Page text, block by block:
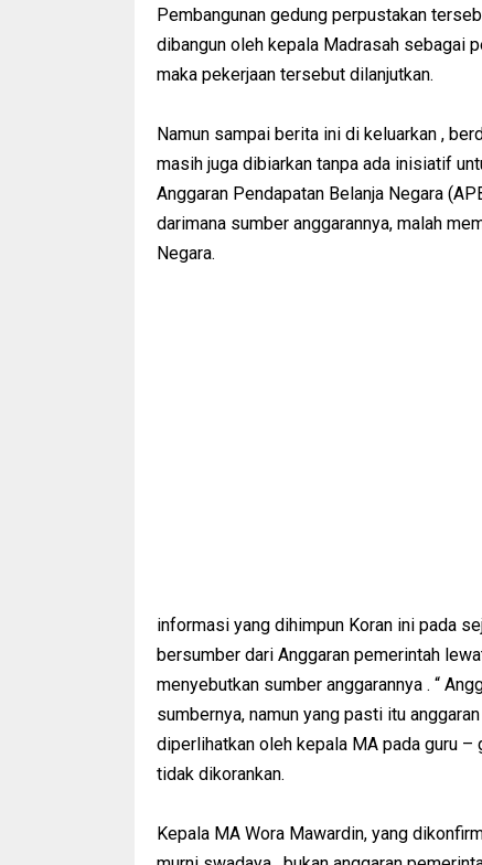
Pembangunan gedung perpustakan
dibangun oleh kepala Madrasah sebagai
maka pekerjaan tersebut dilanjutkan.
Namun sampai berita ini di keluarkan ,
masih juga dibiarkan tanpa ada inisiatif
Anggaran Pendapatan Belanja Negara
darimana sumber anggarannya, malah
Negara.
informasi yang dihimpun Koran ini pada
bersumber dari Anggaran pemerintah
menyebutkan sumber anggarannya . “
sumbernya, namun yang pasti itu
diperlihatkan oleh kepala MA pada guru –
tidak dikorankan.
Kepala MA Wora Mawardin, yang